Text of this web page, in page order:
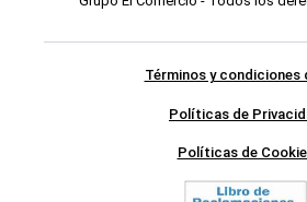
Términos y condiciones
Políticas de
Políticas de